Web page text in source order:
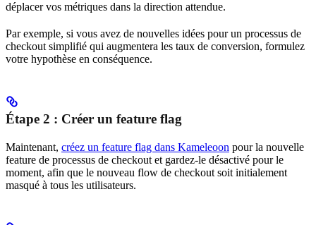
déplacer vos métriques dans la direction attendue.
Par exemple, si vous avez de nouvelles idées pour un processus de
checkout simplifié qui augmentera les taux de conversion, formulez
votre hypothèse en conséquence.
Étape 2 : Créer un feature flag
Maintenant, créez un feature flag dans Kameleoon pour la nouvelle
feature de processus de checkout et gardez-le désactivé pour le
moment, afin que le nouveau flow de checkout soit initialement
masqué à tous les utilisateurs.